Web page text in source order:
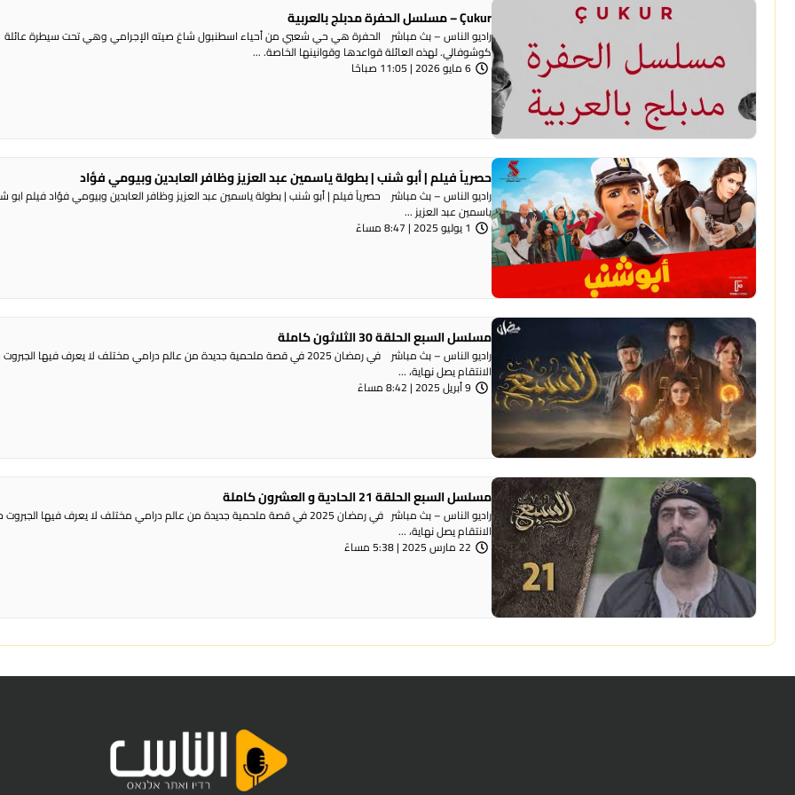
Çukur – مسلسل الحفرة مدبلج بالعربية
راديو الناس – بث مباشر الحفرة هي حي شعبي من أحياء اسطنبول شاعَ صيته الإجرامي وهي تحت سيطرة عائلة
كوشوفالي. لهذه العائلة قواعدها وقوانينها الخاصة. ...
6 مايو 2026 | 11:05 صباحًا
حصرياً فيلم | أبو شنب | بطولة ياسمين عبد العزيز وظافر العابدين وبيومي فؤاد
راديو الناس – بث مباشر حصرياً فيلم | أبو شنب | بطولة ياسمين عبد العزيز وظافر العابدين وبيومي فؤاد فيلم ابو
ياسمين عبد العزيز ...
1 يوليو 2025 | 8:47 مساءً
مسلسل السبع الحلقة 30 الثلاثون كاملة
راديو الناس – بث مباشر في رمضان 2025 في قصة ملحمية جديدة من عالم درامي مختلف لا يعرف فيها
الانتقام يصل نهاية، ...
9 أبريل 2025 | 8:42 مساءً
مسلسل السبع الحلقة 21 الحادية و العشرون كاملة
راديو الناس – بث مباشر في رمضان 2025 في قصة ملحمية جديدة من عالم درامي مختلف لا يعرف فيها
الانتقام يصل نهاية، ...
22 مارس 2025 | 5:38 مساءً